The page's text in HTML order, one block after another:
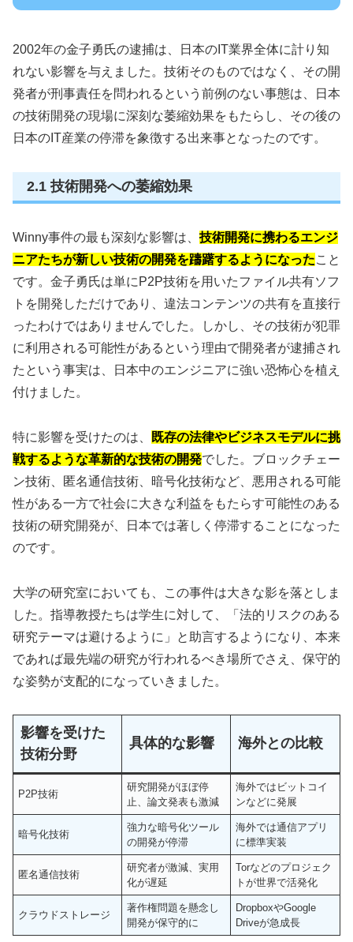
2002年の金子勇氏の逮捕は、日本のIT業界全体に計り知
れない影響を与えました。技術そのものではなく、その開
発者が刑事責任を問われるという前例のない事態は、日本
の技術開発の現場に深刻な萎縮効果をもたらし、その後の
日本のIT産業の停滞を象徴する出来事となったのです。
2.1 技術開発への萎縮効果
Winny事件の最も深刻な影響は、 技術開発に携わるエンジ
ニアたちが新しい技術の開発を躊躇するようになったこと
です。金子勇氏は単にP2P技術を用いたファイル共有ソフ
トを開発しただけであり、違法コンテンツの共有を直接行
ったわけではありませんでした。しかし、その技術が犯罪
に利用される可能性があるという理由で開発者が逮捕され
たという事実は、日本中のエンジニアに強い恐怖心を植え
付けました。
特に影響を受けたのは、
既存の法律やビジネスモデルに挑
戦するような革新的な技術の開発でした。ブロックチェー
ン技術、匿名通信技術、暗号化技術など、悪用される可能
性がある一方で社会に大きな利益をもたらす可能性のある
技術の研究開発が、日本では著しく停滞することになった
のです。
大学の研究室においても、この事件は大きな影を落としま
した。指導教授たちは学生に対して、「法的リスクのある
研究テーマは避けるように」と助言するようになり、本来
であれば最先端の研究が行われるべき場所でさえ、保守的
な姿勢が支配的になっていきました。
影響を受けた
技術分野
具体的な影響 海外との比較
P2P技術
研究開発がほぼ停
止、論文発表も激減
海外ではビットコイ
ンなどに発展
暗号化技術
強力な暗号化ツール
の開発が停滞
海外では通信アプリ
に標準実装
匿名通信技術
研究者が激減、実用
化が遅延
Torなどのプロジェク
トが世界で活発化
クラウドストレージ
著作権問題を懸念し
開発が保守的に
DropboxやGoogle
Driveが急成長